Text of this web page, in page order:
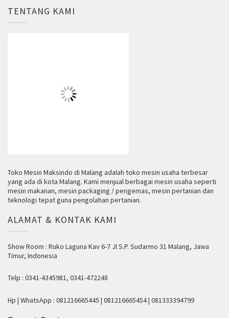
TENTANG KAMI
Toko Mesin Maksindo di Malang adalah toko mesin usaha terbesar
yang ada di kota Malang. Kami menjual berbagai mesin usaha seperti
mesin makanan, mesin packaging / pengemas, mesin pertanian dan
teknologi tepat guna pengolahan pertanian.
ALAMAT & KONTAK KAMI
Show Room : Ruko Laguna Kav 6-7 Jl S.P. Sudarmo 31 Malang, Jawa
Timur, Indonesia
Telp : 0341-4345981, 0341-472248
Hp | WhatsApp : 081216665445 | 081216665454 | 081333394799